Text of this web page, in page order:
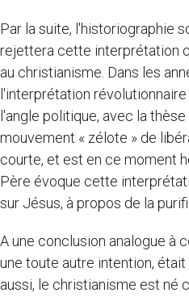
Par la suite, l'historiographie
rejettera cette interprétation
au christianisme. Dans les
l'interprétation
l'angle politique, avec la
mouvement « zélote » de
courte, et est en ce moment
Père évoque cette
sur Jésus, à propos de la
A une conclusion analogue à
une toute autre intention,
aussi, le christianisme est né